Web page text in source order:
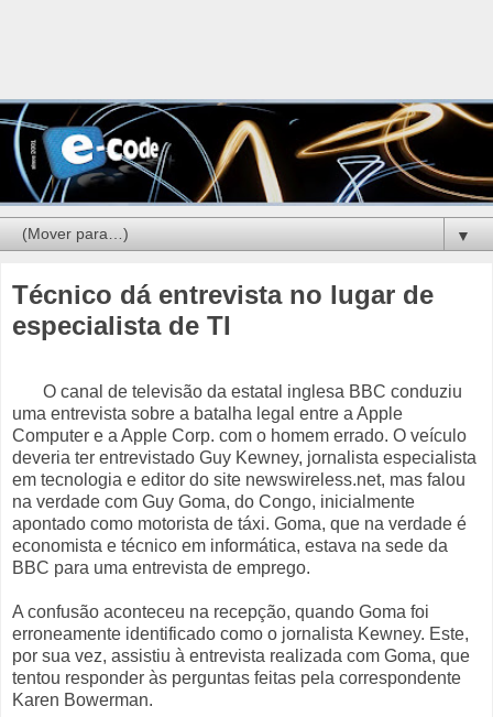
▼
Técnico dá entrevista no lugar de
especialista de TI
O canal de televisão da estatal inglesa BBC conduziu
uma entrevista sobre a batalha legal entre a Apple
Computer e a Apple Corp. com o homem errado. O veículo
deveria ter entrevistado Guy Kewney, jornalista especialista
em tecnologia e editor do site newswireless.net, mas falou
na verdade com Guy Goma, do Congo, inicialmente
apontado como motorista de táxi. Goma, que na verdade é
economista e técnico em informática, estava na sede da
BBC para uma entrevista de emprego.
A confusão aconteceu na recepção, quando Goma foi
erroneamente identificado como o jornalista Kewney. Este,
por sua vez, assistiu à entrevista realizada com Goma, que
tentou responder às perguntas feitas pela correspondente
Karen Bowerman.